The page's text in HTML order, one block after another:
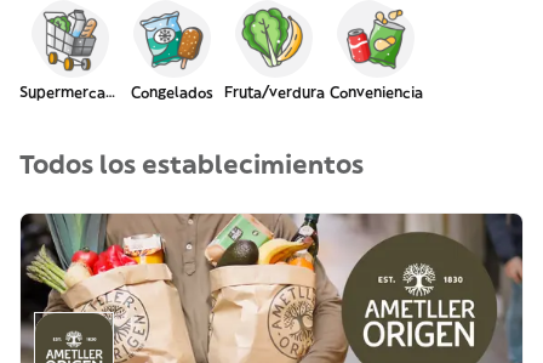
Supermercado Congelados Fruta/verdura Conveniencia
Todos los establecimientos